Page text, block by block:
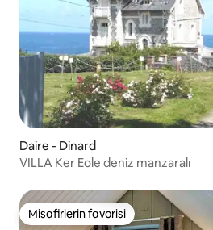
Daire - Dinard
VILLA Ker Eole deniz manzaralı
Misafirlerin favorisi
Misafirlerin favorisi